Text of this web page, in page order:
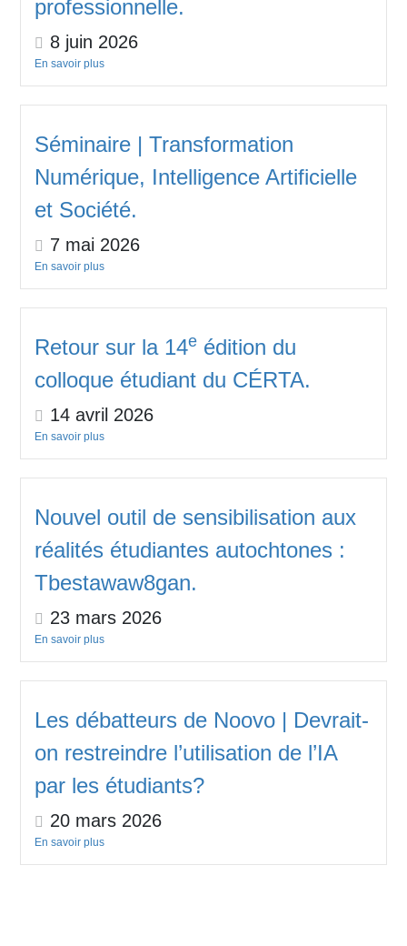
professionnelle.
8 juin 2026
En savoir plus
Séminaire | Transformation
Numérique, Intelligence Artificielle
et Société.
7 mai 2026
En savoir plus
Retour sur la 14e édition du
colloque étudiant du CÉRTA.
14 avril 2026
En savoir plus
Nouvel outil de sensibilisation aux
réalités étudiantes autochtones :
Tbestawaw8gan.
23 mars 2026
En savoir plus
Les débatteurs de Noovo | Devrait-
on restreindre l’utilisation de l’IA
par les étudiants?
20 mars 2026
En savoir plus